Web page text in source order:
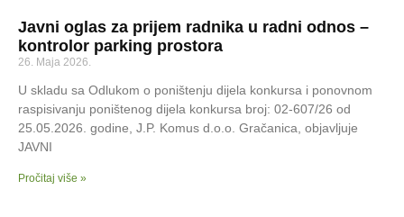
Javni oglas za prijem radnika u radni odnos –
kontrolor parking prostora
26. Maja 2026.
U skladu sa Odlukom o poništenju dijela konkursa i ponovnom
raspisivanju poništenog dijela konkursa broj: 02-607/26 od
25.05.2026. godine, J.P. Komus d.o.o. Gračanica, objavljuje
JAVNI
Pročitaj više »